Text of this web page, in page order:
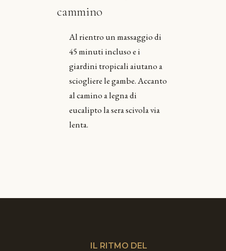
cammino
Al rientro un massaggio di
45 minuti incluso e i
giardini tropicali aiutano a
sciogliere le gambe. Accanto
al camino a legna di
eucalipto la sera scivola via
lenta.
IL RITMO DEL